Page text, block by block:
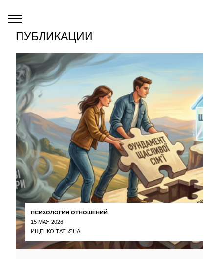
ПУБЛИКАЦИИ
ПСИХОЛОГИЯ ОТНОШЕНИЙ
15 МАЯ 2026
ИЩЕНКО ТАТЬЯНА